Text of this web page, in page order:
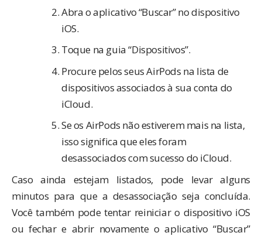
Abra o aplicativo “Buscar” no dispositivo
iOS.
Toque na guia “Dispositivos”.
Procure pelos seus AirPods na lista de
dispositivos associados à sua conta do
iCloud.
Se os AirPods não estiverem mais na lista,
isso significa que eles foram
desassociados com sucesso do iCloud.
Caso ainda estejam listados, pode levar alguns
minutos para que a desassociação seja concluída.
Você também pode tentar reiniciar o dispositivo iOS
ou fechar e abrir novamente o aplicativo “Buscar”